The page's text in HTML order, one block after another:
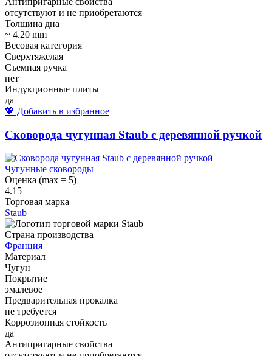
отсутствуют и не приобретаются
Толщина дна
~ 4.20 mm
Весовая категория
Сверхтяжелая
Съемная ручка
нет
Индукционные плиты
да
💖 Добавить в избранное
Сковорода чугунная Staub с деревянной ручкой
Чугунные сковороды
Оценка (max = 5)
4.15
Торговая марка
Staub
Страна производства
Франция
Материал
Чугун
Покрытие
эмалевое
Предварительная прокалка
не требуется
Коррозионная стойкость
да
Антипригарные свойства